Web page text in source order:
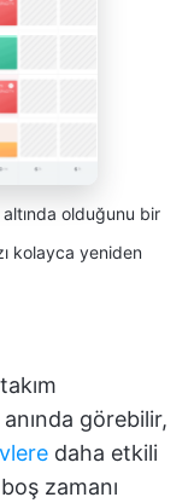
olduğunu bir
kolayca yeniden
görebilir,
daha etkili
zamanı